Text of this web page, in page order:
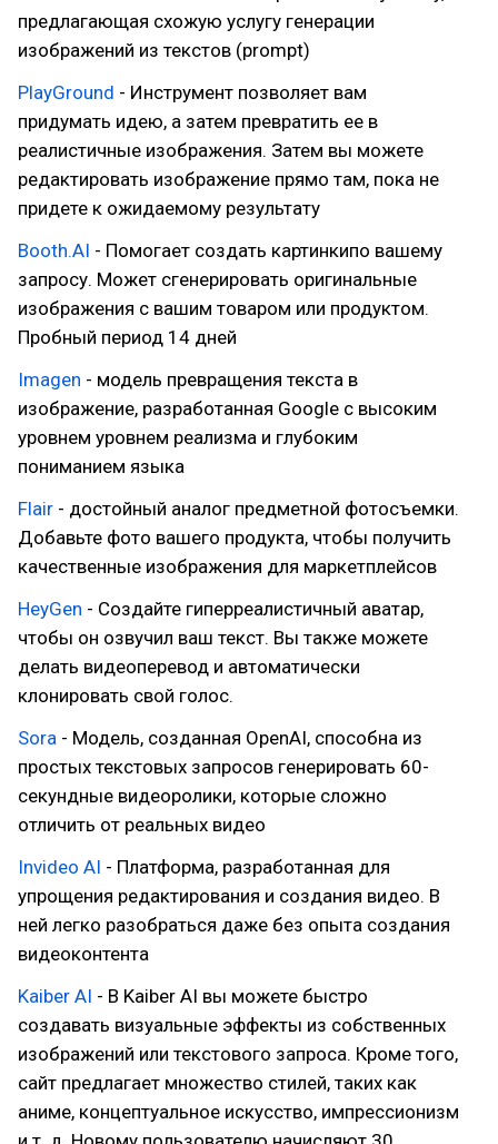
предлагающая схожую услугу генерации
изображений из текстов (prompt)
PlayGround - Инструмент позволяет вам
придумать идею, а затем превратить ее в
реалистичные изображения. Затем вы можете
редактировать изображение прямо там, пока не
придете к ожидаемому результату
Booth.AI - Помогает создать картинкипо вашему
запросу. Может сгенерировать оригинальные
изображения с вашим товаром или продуктом.
Пробный период 14 дней
Imagen - модель превращения текста в
изображение, разработанная Google с высоким
уровнем уровнем реализма и глубоким
пониманием языка
Flair - достойный аналог предметной фотосъемки.
Добавьте фото вашего продукта, чтобы получить
качественные изображения для маркетплейсов
HeyGen - Создайте гиперреалистичный аватар,
чтобы он озвучил ваш текст. Вы также можете
делать видеоперевод и автоматически
клонировать свой голос.
Sora - Модель, созданная OpenAI, способна из
простых текстовых запросов генерировать 60-
секундные видеоролики, которые сложно
отличить от реальных видео
Invideo AI - Платформа, разработанная для
упрощения редактирования и создания видео. В
ней легко разобраться даже без опыта создания
видеоконтента
Kaiber AI - В Kaiber AI вы можете быстро
создавать визуальные эффекты из собственных
изображений или текстового запроса. Кроме того,
сайт предлагает множество стилей, таких как
аниме, концептуальное искусство, импрессионизм